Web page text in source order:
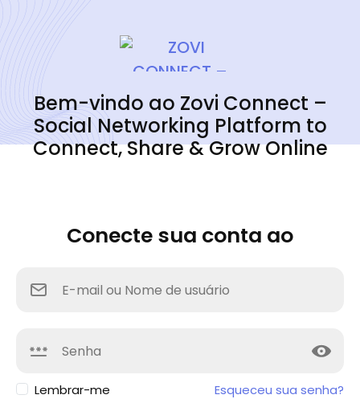
Bem-vindo ao Zovi Connect –
Social Networking Platform to
Connect, Share & Grow Online
Conecte sua conta ao
Lembrar-me Esqueceu sua senha?